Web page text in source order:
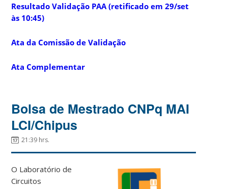
Resultado Validação PAA (retificado em 29/set
às 10:45)
Ata da Comissão de Validação
Ata Complementar
Bolsa de Mestrado CNPq MAI
LCI/Chipus
21:39 hrs.
O Laboratório de
Circuitos